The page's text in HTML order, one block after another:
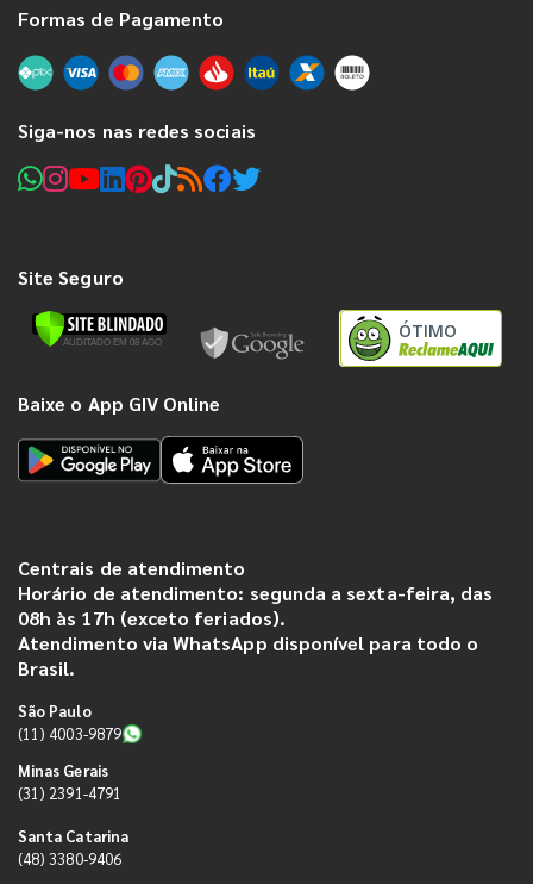
Formas de Pagamento
Siga-nos nas redes sociais
Site Seguro
ÓTIMO
Baixe o App GIV Online
Centrais de atendimento
Horário de atendimento: segunda a sexta-feira, das
08h às 17h (exceto feriados).
Atendimento via WhatsApp disponível para todo o
Brasil.
São Paulo
(11) 4003-9879
Minas Gerais
(31) 2391-4791
Santa Catarina
(48) 3380-9406